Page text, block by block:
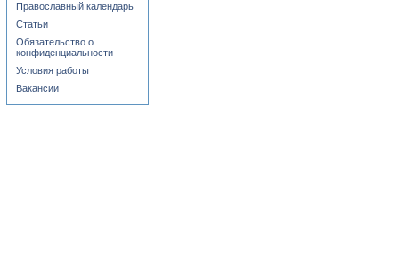
Православный календарь
Статьи
Обязательство о
конфиденциальности
Условия работы
Вакансии